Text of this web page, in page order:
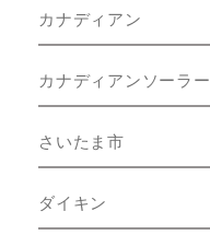
カナディアン
カナディアンソーラー
さいたま市
ダイキン